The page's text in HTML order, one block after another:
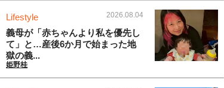
Lifestyle 2026.08.04
義母が「赤ちゃんより私を優先し
て」と…産後6か月で始まった地
獄の義...
姫野桂